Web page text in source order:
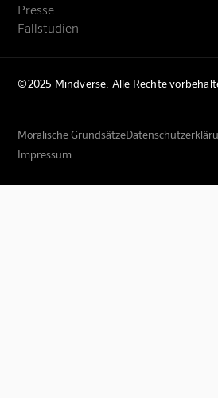
Presse
Fallstudien
©2025 Mindverse. Alle Rechte
Moralische Grundsätze
Impressum